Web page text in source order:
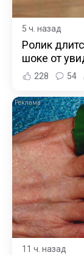
5 ч. назад
Ролик
шоке от
228 54
11 ч. назад